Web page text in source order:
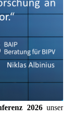
2026unser